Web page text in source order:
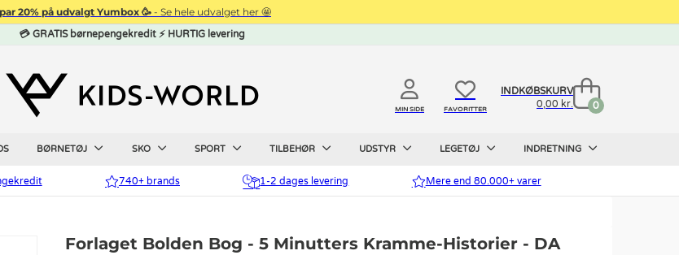
20% på udvalgt Yumbox 🥳- Se hele udvalget her 🤩
💳 GRATIS børnepengekredit ⚡ HURTIG levering
MIN SIDE FAVORITTER
INDKØBSKURV
0,00 kr.
0
BØRNETØJ SKO SPORT TILBEHØR UDSTYR LEGETØJ INDRETNING
740+ brands 1-2 dages levering Mere end 80.000+ varer
Forlaget Bolden Bog - 5 Minutters Kramme-Historier - DA